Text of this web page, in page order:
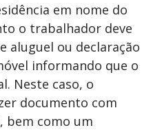
em nome do
o trabalhador deve
aluguel ou declaração
informando que o
Neste caso, o
documento com
bem como um